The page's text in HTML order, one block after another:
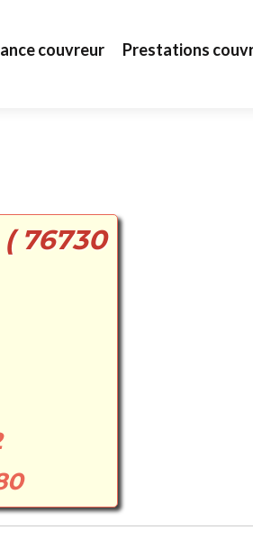
couvreur Prestations
76730